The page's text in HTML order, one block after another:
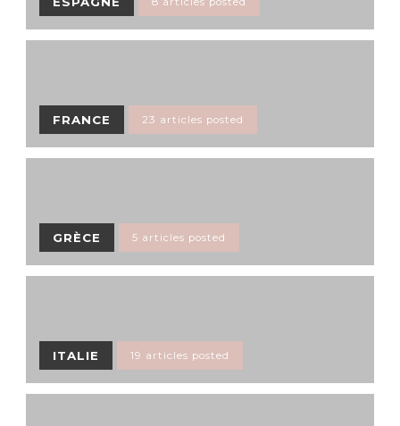
FRANCE 23 articles posted
GRÈCE 5 articles posted
ITALIE 19 articles posted